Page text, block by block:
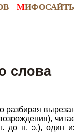
М
слова
разбирая
до н. э.), один